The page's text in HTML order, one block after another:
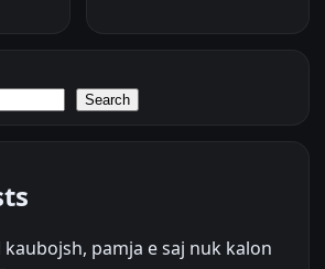
Search
kaubojsh, pamja e saj nuk kalon